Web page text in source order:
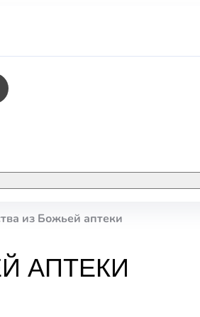
из Божьей аптеки
АПТЕКИ